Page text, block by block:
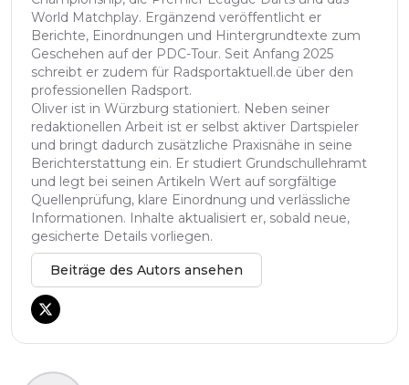
World Matchplay. Ergänzend veröffentlicht er
Berichte, Einordnungen und Hintergrundtexte zum
Geschehen auf der PDC-Tour. Seit Anfang 2025
schreibt er zudem für Radsportaktuell.de über den
professionellen Radsport.
Oliver ist in Würzburg stationiert. Neben seiner
redaktionellen Arbeit ist er selbst aktiver Dartspieler
und bringt dadurch zusätzliche Praxisnähe in seine
Berichterstattung ein. Er studiert Grundschullehramt
und legt bei seinen Artikeln Wert auf sorgfältige
Quellenprüfung, klare Einordnung und verlässliche
Informationen. Inhalte aktualisiert er, sobald neue,
gesicherte Details vorliegen.
Beiträge des Autors ansehen